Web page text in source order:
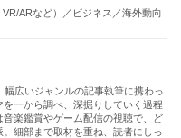
ARなど）／ビジネス／海外動向
幅広いジャンルの記事執筆に携わっ
一から調べ、深掘りしていく過程
楽鑑賞やゲーム配信の視聴で、ど
細部まで取材を重ね、読者にしっ